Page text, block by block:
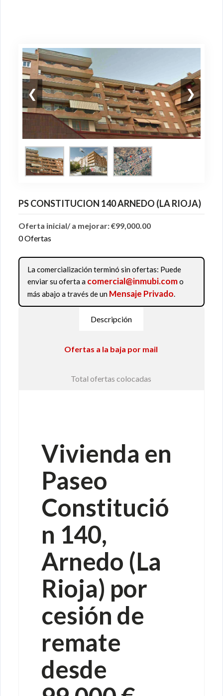
❮ ❯
PS CONSTITUCION 140 ARNEDO (LA RIOJA)
Oferta inicial/ a mejorar: €99,000.00
0 Ofertas
La comercialización terminó sin ofertas: Puede
enviar su oferta a comercial@inmubi.como
más abajo a través de un Mensaje Privado.
Descripción
Ofertas a la baja por mail
Total ofertas colocadas
Vivienda en
Paseo
Constitució
n 140,
Arnedo (La
Rioja) por
cesión de
remate
desde